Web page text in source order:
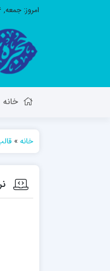
امروز: جمعه, ۱۶ مرداد ۱۴۰۵
خانه
معاونت
حوزه
مدرسه
خانه»